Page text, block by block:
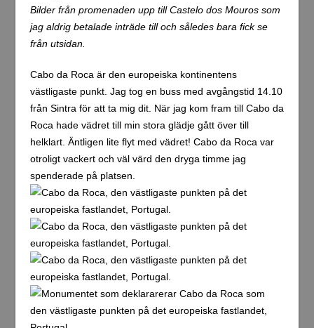
Bilder från promenaden upp till Castelo dos Mouros som
jag aldrig betalade inträde till och således bara fick se
från utsidan.
Cabo da Roca är den europeiska kontinentens
västligaste punkt. Jag tog en buss med avgångstid 14.10
från Sintra för att ta mig dit. När jag kom fram till Cabo da
Roca hade vädret till min stora glädje gått över till
helklart. Äntligen lite flyt med vädret! Cabo da Roca var
otroligt vackert och väl värd den dryga timme jag
spenderade på platsen.